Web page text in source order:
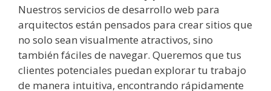
Nuestros servicios de desarrollo web para
arquitectos están pensados para crear sitios que
no solo sean visualmente atractivos, sino
también fáciles de navegar. Queremos que tus
clientes potenciales puedan explorar tu trabajo
de manera intuitiva, encontrando rápidamente